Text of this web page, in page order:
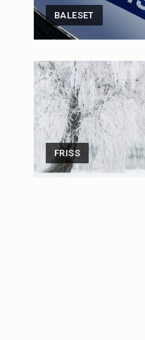
BALESET
FRISS